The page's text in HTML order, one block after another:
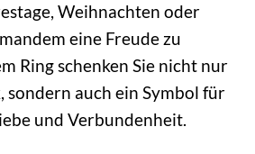
Weihnachten oder
eine Freude zu
Ring schenken Sie nicht nur
sondern auch ein Symbol für
und Verbundenheit.